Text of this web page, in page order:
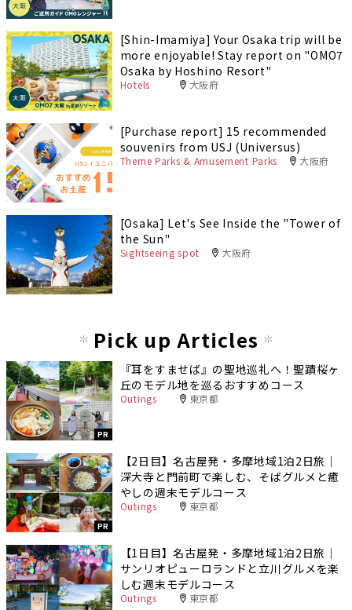
[Shin-Imamiya] Your Osaka trip will be
more enjoyable! Stay report on "OMO7
Osaka by Hoshino Resort"
Hotels 大阪府
[Purchase report] 15 recommended
souvenirs from USJ (Universus)
Theme Parks & Amusement Parks 大阪府
[Osaka] Let's See Inside the "Tower of
the Sun"
Sightseeing spot 大阪府
Pick up Articles
PR
『耳をすませば』の聖地巡礼へ！聖蹟桜ヶ
丘のモデル地を巡るおすすめコース
Outings 東京都
PR
【2日目】名古屋発・多摩地域1泊2日旅｜
深大寺と門前町で楽しむ、そばグルメと癒
やしの週末モデルコース
Outings 東京都
【1日目】名古屋発・多摩地域1泊2日旅｜
サンリオピューロランドと立川グルメを楽
しむ週末モデルコース
Outings 東京都